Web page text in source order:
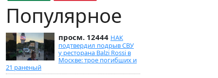
Популярное
просм. 12444 НАК
подтвердил подрыв СВУ
у ресторана Balzi Rossi в
Москве: трое погибших и
21 раненый